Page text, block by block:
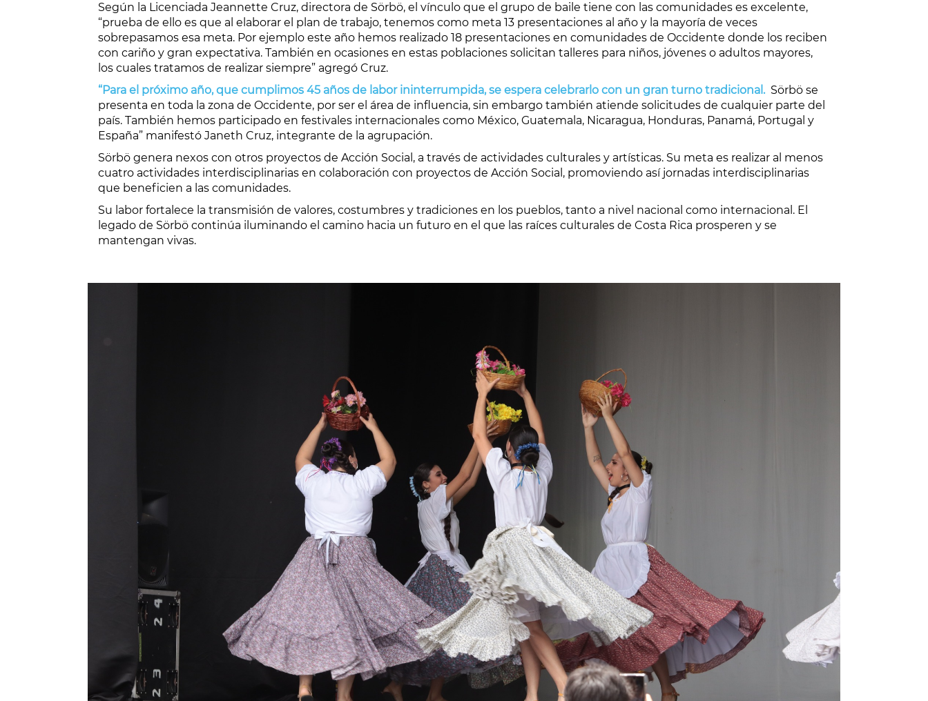
Según la Licenciada Jeannette Cruz, directora de Sörbö, el vínculo que el grupo de baile tiene con las comunidades es excelente,
“prueba de ello es que al elaborar el plan de trabajo, tenemos como meta 13 presentaciones al año y la mayoría de veces
sobrepasamos esa meta. Por ejemplo este año hemos realizado 18 presentaciones en comunidades de Occidente donde los reciben
con cariño y gran expectativa. También en ocasiones en estas poblaciones solicitan talleres para niños, jóvenes o adultos mayores,
los cuales tratamos de realizar siempre” agregó Cruz.
“Para el próximo año, que cumplimos 45 años de labor ininterrumpida, se espera celebrarlo con un gran turno tradicional. Sörbö se
presenta en toda la zona de Occidente, por ser el área de influencia, sin embargo también atiende solicitudes de cualquier parte del
país. También hemos participado en festivales internacionales como México, Guatemala, Nicaragua, Honduras, Panamá, Portugal y
España” manifestó Janeth Cruz, integrante de la agrupación.
Sörbö genera nexos con otros proyectos de Acción Social, a través de actividades culturales y artísticas. Su meta es realizar al menos
cuatro actividades interdisciplinarias en colaboración con proyectos de Acción Social, promoviendo así jornadas interdisciplinarias
que beneficien a las comunidades.
Su labor fortalece la transmisión de valores, costumbres y tradiciones en los pueblos, tanto a nivel nacional como internacional. El
legado de Sörbö continúa iluminando el camino hacia un futuro en el que las raíces culturales de Costa Rica prosperen y se
mantengan vivas.